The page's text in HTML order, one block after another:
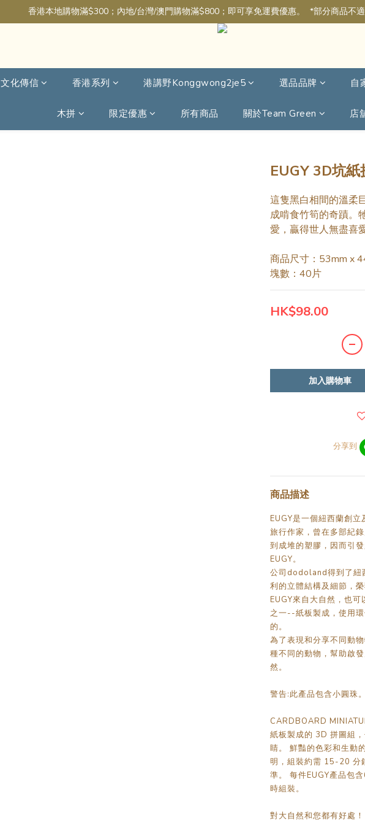
香港本地購物滿$300；內地/台灣/澳門購物滿$800；即可享免運費優惠。  *部分商品不
文化傳信 香港系列 港講野Konggwong2je5 選品品牌 自
木拼 限定優惠 所有商品 關於Team Green 店
EUGY 3D坑
這隻黑白相間的溫柔
成啃食竹筍的奇蹟。
愛，贏得世人無盡喜愛
商品尺寸：53mm x
塊數：40片
HK$98.00
加入購物車
分享到
商品描述
EUGY是一個紐西蘭創
旅行作家，曾在多部紀
到成堆的塑膠，因而引
EUGY。
公司dodoland得到了紐
利的立體結構及細節，榮
EUGY來自大自然，也
之一--紙板製成，使用
的。
為了表現和分享不同動
種不同的動物，幫助啟
然。
警告:此產品包含小圓珠
CARDBOARD
紙板製成的 3D 拼圖組
睛。 鮮豔的色彩和生動
明，組裝約需 15-20 分
準。 每件EUGY產品包
時組裝。
對大自然和您都有好處